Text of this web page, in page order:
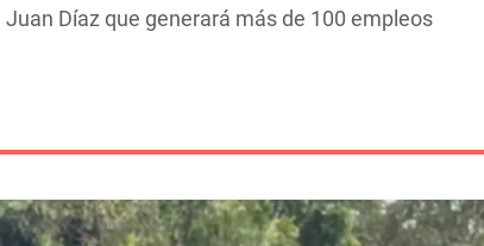
Díaz que generará más de 100 empleos